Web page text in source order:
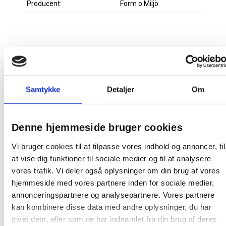
Samtykke Detaljer Om
Denne hjemmeside bruger cookies
Vi bruger cookies til at tilpasse vores indhold og annoncer, til
at vise dig funktioner til sociale medier og til at analysere
vores trafik. Vi deler også oplysninger om din brug af vores
hjemmeside med vores partnere inden for sociale medier,
annonceringspartnere og analysepartnere. Vores partnere
kan kombinere disse data med andre oplysninger, du har
givet dem, eller som de har indsamlet fra din brug af deres
Producent: Form o Miljö
SLUMRA Pude 300x400mm Multisoft
111,25 / stk
stk Læg i kurv